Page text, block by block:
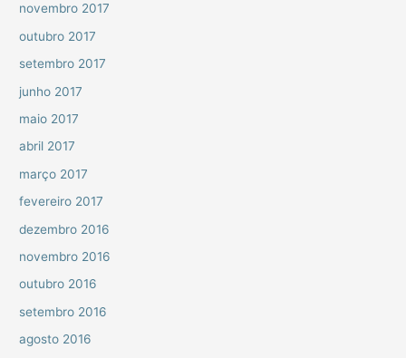
novembro 2017
outubro 2017
setembro 2017
junho 2017
maio 2017
abril 2017
março 2017
fevereiro 2017
dezembro 2016
novembro 2016
outubro 2016
setembro 2016
agosto 2016